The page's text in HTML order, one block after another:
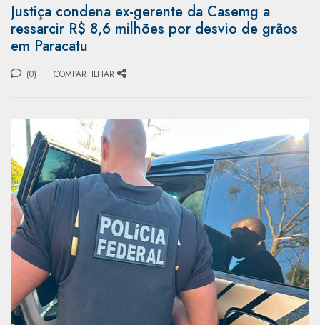
Justiça condena ex-gerente da Casemg a
ressarcir R$ 8,6 milhões por desvio de grãos
em Paracatu
(0) COMPARTILHAR